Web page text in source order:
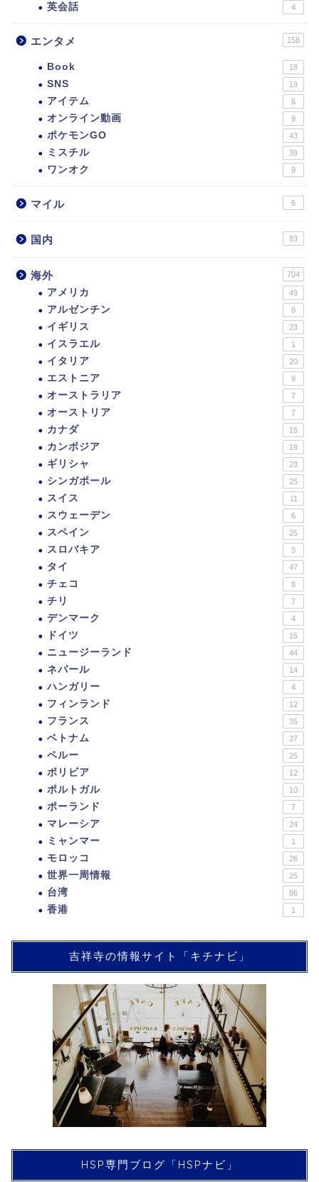
英会話 4
エンタメ 158
Book 18
SNS 19
アイテム 6
オンライン動画 9
ポケモンGO 43
ミスチル 39
ワンオク 9
マイル 6
国内 83
海外 704
アメリカ 49
アルゼンチン 8
イギリス 23
イスラエル 1
イタリア 20
エストニア 9
オーストラリア 7
オーストリア 7
カナダ 15
カンボジア 19
ギリシャ 23
シンガポール 25
スイス 11
スウェーデン 6
スペイン 25
スロバキア 3
タイ 47
チェコ 8
チリ 7
デンマーク 4
ドイツ 15
ニュージーランド 44
ネパール 14
ハンガリー 4
フィンランド 12
フランス 35
ベトナム 27
ペルー 25
ボリビア 12
ポルトガル 10
ポーランド 7
マレーシア 24
ミャンマー 1
モロッコ 26
世界一周情報 25
台湾 86
香港 1
吉祥寺の情報サイト「キチナビ」
HSP専門ブログ「HSPナビ」